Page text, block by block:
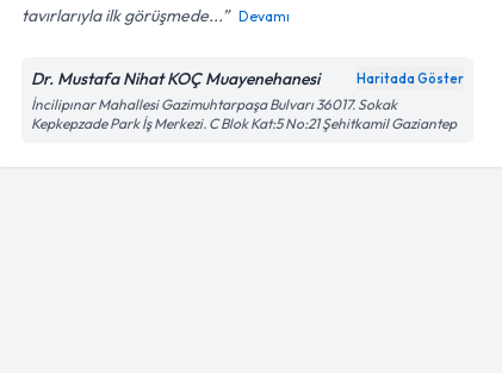
tavırlarıyla ilk görüşmede...
Devamı
Dr. Mustafa Nihat KOÇ Muayenehanesi Haritada Göster
İncilipınar Mahallesi Gazimuhtarpaşa Bulvarı 36017. Sokak
Kepkepzade Park İş Merkezi. C Blok Kat:5 No:21 Şehitkamil Gaziantep